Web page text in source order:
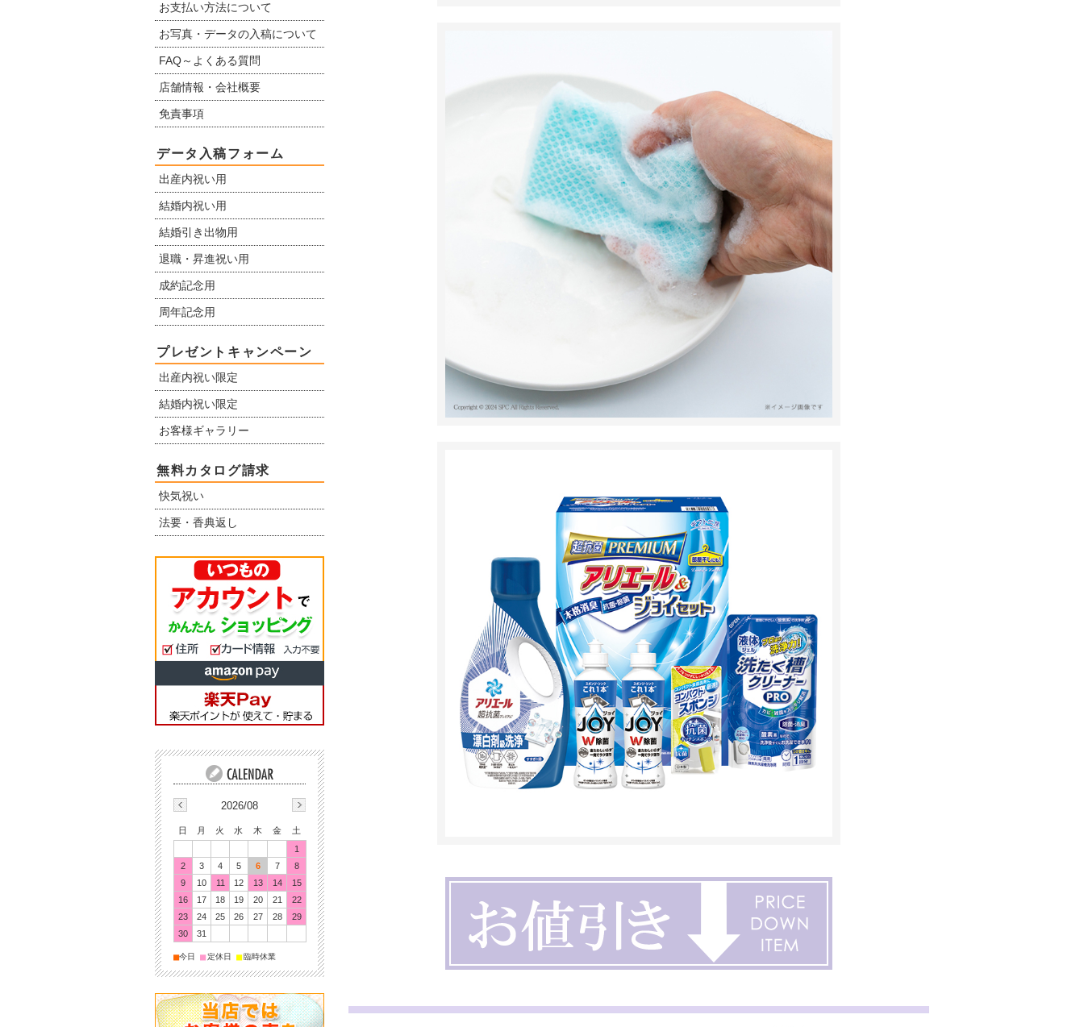
お支払い方法について
お写真・データの入稿について
FAQ～よくある質問
店舗情報・会社概要
免責事項
データ入稿フォーム
出産内祝い用
結婚内祝い用
結婚引き出物用
退職・昇進祝い用
成約記念用
周年記念用
プレゼントキャンペーン
出産内祝い限定
結婚内祝い限定
お客様ギャラリー
無料カタログ請求
快気祝い
法要・香典返し
2026/08
日 月 火 水 木 金
土
1
2
3 4 5 6 7
8
9
10 11 12 13 14
15
16
17 18 19 20 21
22
23
24 25 26 27 28
29
30
31
■今日 ■定休日 ■臨時休業